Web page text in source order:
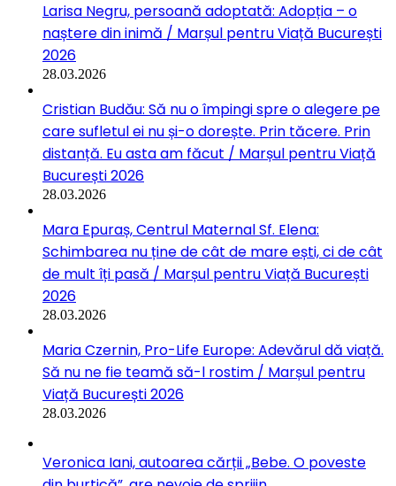
Larisa Negru, persoană adoptată: Adopția – o
naștere din inimă / Marșul pentru Viață București
2026
28.03.2026
Cristian Budău: Să nu o împingi spre o alegere pe
care sufletul ei nu și-o dorește. Prin tăcere. Prin
distanță. Eu asta am făcut / Marșul pentru Viață
București 2026
28.03.2026
Mara Epuraș, Centrul Maternal Sf. Elena:
Schimbarea nu ține de cât de mare ești, ci de cât
de mult îți pasă / Marșul pentru Viață București
2026
28.03.2026
Maria Czernin, Pro-Life Europe: Adevărul dă viață.
Să nu ne fie teamă să-l rostim / Marșul pentru
Viață București 2026
28.03.2026
Veronica Iani, autoarea cărții „Bebe. O poveste